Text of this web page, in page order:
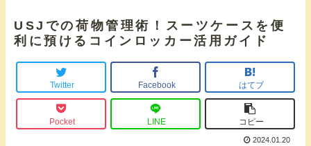
USJでの荷物管理術！スーツケースを便
利に預けるコインロッカー活用ガイド
Twitter Facebook はてブ
Pocket LINE コピー
2024.01.20